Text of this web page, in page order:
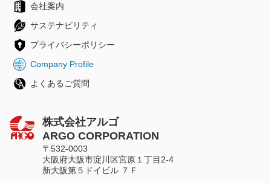
会社案内
サステナビリティ
プライバシーポリシー
Company Profile
よくあるご質問
株式会社アルゴ
ARGO CORPORATION
〒532-0003
大阪府大阪市淀川区宮原１丁目2-4
新大阪第５ドイビル ７Ｆ